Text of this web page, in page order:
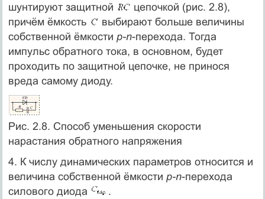
шунтируют защитной
цепочкой (рис. 2.8),
причём ёмкость
выбирают больше величины
собственной ёмкости p-n-перехода. Тогда
импульс обратного тока, в основном, будет
проходить по защитной цепочке, не принося
вреда самому диоду.
Рис. 2.8. Способ уменьшения скорости
нарастания обратного напряжения
4. К числу динамических параметров относится и
величина собственной ёмкости p-n-перехода
силового диода
.